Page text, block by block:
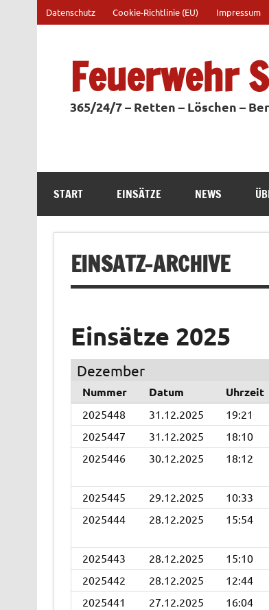
springen
Datenschutz Cookie-Richtlinie (EU) Impressum
Feuerwehr
365/24/7 – Retten – Löschen –
START EINSÄTZE NEWS
EINSATZ-ARCHIVE
Einsätze 2025
Dezember
Nummer Datum Uhrzeit
2025448 31.12.2025 19:21
2025447
31.12.2025 18:10
2025446
30.12.2025 18:12
2025445 29.12.2025 10:33
2025444
28.12.2025 15:54
2025443 28.12.2025 15:10
2025442
28.12.2025 12:44
2025441
27.12.2025 16:04